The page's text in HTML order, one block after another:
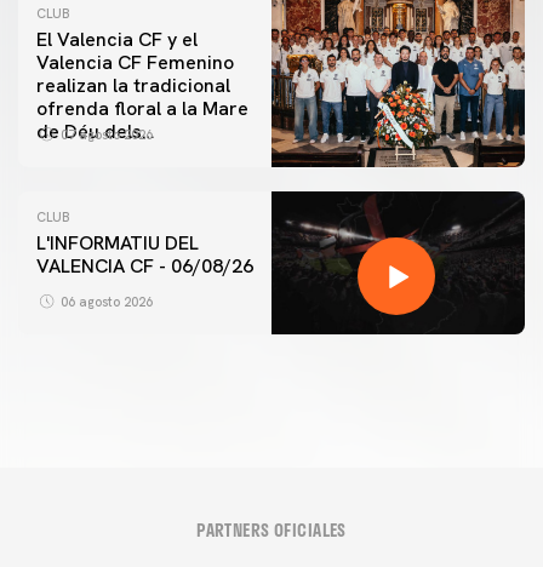
CLUB
El Valencia CF y el
Valencia CF Femenino
realizan la tradicional
ofrenda floral a la Mare
de Déu dels
07 agosto 2026
CLUB
L'INFORMATIU DEL
VALENCIA CF - 06/08/26
06 agosto 2026
PRIMER EQUIPO
ENTRENAMIENTO DEL VALENCIA CF 6/8/2026
PARTNERS OFICIALES